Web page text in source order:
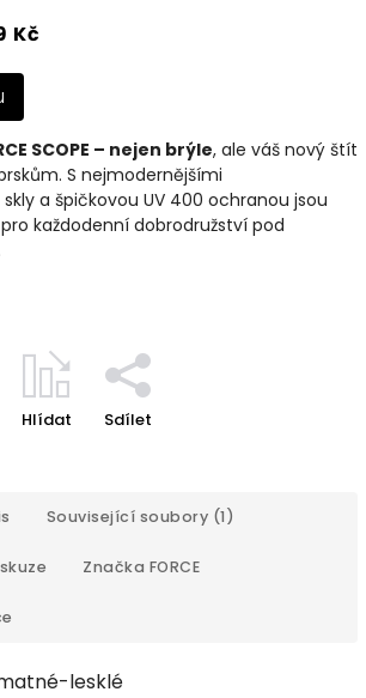
Kč
SCOPE – nejen brýle, ale váš nový štít
S nejmodernějšími
a špičkovou UV 400 ochranou jsou
každodenní dobrodružství pod
Hlídat Sdílet
Související soubory (1)
Značka FORCE
lesklé